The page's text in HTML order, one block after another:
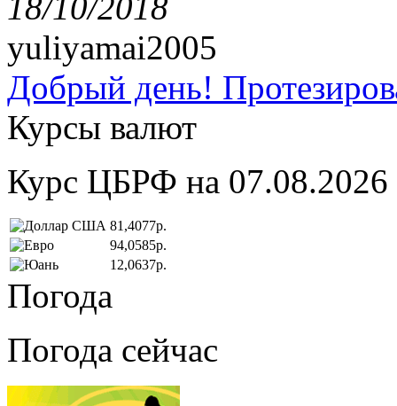
yuliyamai2005
Добрый день!
Курсы валют
Курс ЦБРФ на 07.08.2026
81,4077р.
94,0585р.
12,0637р.
Погода
Погода сейчас